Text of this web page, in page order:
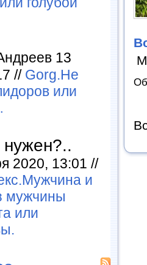
13
// Gorg.Не
или
2020, 13:01 //
и
мужчины
или